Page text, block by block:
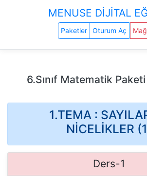
MENUSE DİJİTAL
Paketler Oturum Aç
6.Sınıf Matematik
1.TEMA :
NİCELİKLER
Ders-1